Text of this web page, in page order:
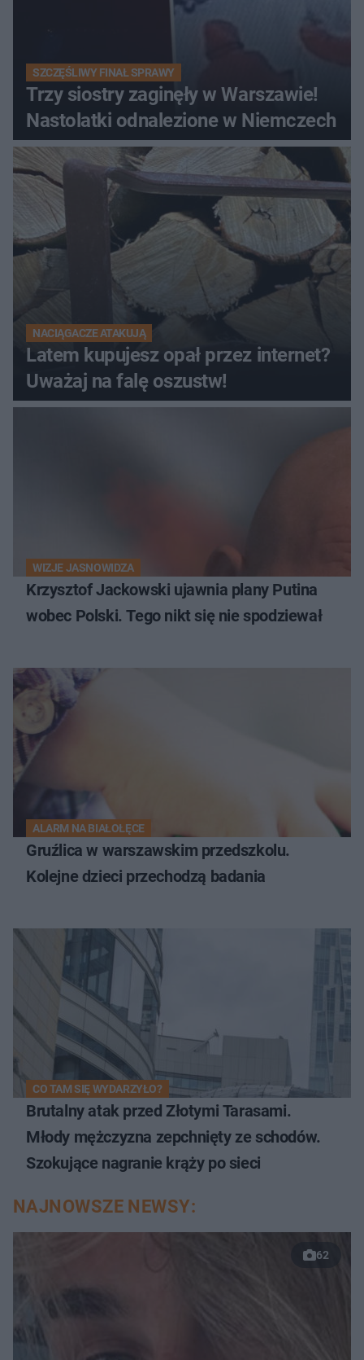
SZCZĘŚLIWY FINAŁ SPRAWY
Trzy siostry zaginęły w Warszawie!
Nastolatki odnalezione w Niemczech
NACIĄGACZE ATAKUJĄ
Latem kupujesz opał przez internet?
Uważaj na falę oszustw!
WIZJE JASNOWIDZA
Krzysztof Jackowski ujawnia plany Putina
wobec Polski. Tego nikt się nie spodziewał
ALARM NA BIAŁOŁĘCE
Gruźlica w warszawskim przedszkolu.
Kolejne dzieci przechodzą badania
CO TAM SIĘ WYDARZYŁO?
Brutalny atak przed Złotymi Tarasami.
Młody mężczyzna zepchnięty ze schodów.
Szokujące nagranie krąży po sieci
NAJNOWSZE NEWSY:
62